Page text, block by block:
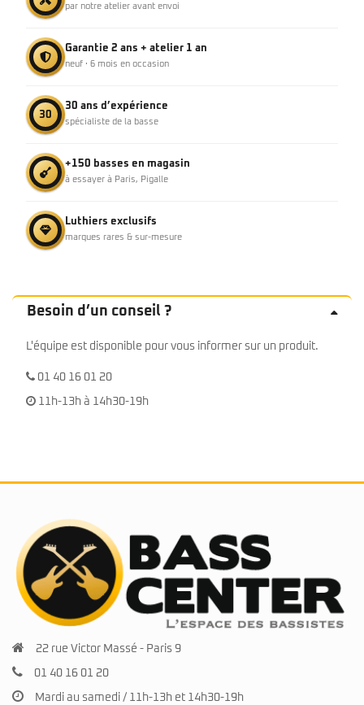
par notre atelier avant envoi
Garantie 2 ans + atelier 1 an
neuf · 6 mois en occasion
30
30 ans d’expérience
spécialiste de la basse
+150 basses en magasin
à essayer à Paris, Pigalle
Luthiers exclusifs
marques rares & sur-mesure
Besoin d’un conseil ?
L'équipe est disponible pour vous informer sur un produit.
01 40 16 01 20
11h-13h à 14h30-19h
22 rue Victor Massé - Paris 9
01 40 16 01 20
Mardi au samedi / 11h-13h et 14h30-19h